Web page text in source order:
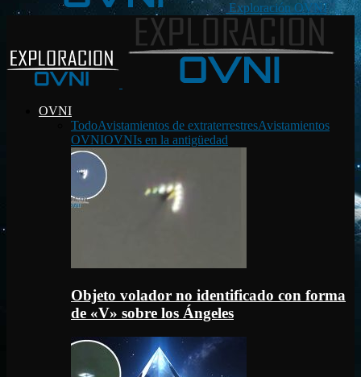
Exploración OVNI
OVNI
TodoAvistamientos de extraterrestresAvistamientos
OVNIOVNIs en la antigüedad
Objeto volador no identificado con forma
de «V» sobre los Ángeles